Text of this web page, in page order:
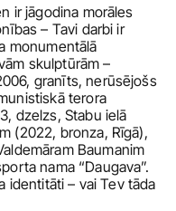
ir jāgodina morāles
– Tavi darbi ir
monumentālā
skulptūrām –
granīts, nerūsējošs
terora
dzelzs, Stabu ielā
(2022, bronza, Rīgā),
Baumanim
nama “Daugava”.
identitāti – vai Tev tāda